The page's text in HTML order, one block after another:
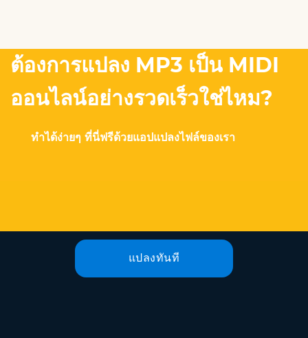
ต้องการแปลง MP3 เป็น MIDI
ออนไลน์อย่างรวดเร็วใช่ไหม?
ทำได้ง่ายๆ ที่นี่ฟรีด้วยแอปแปลงไฟล์ของเรา
แปลงทันที